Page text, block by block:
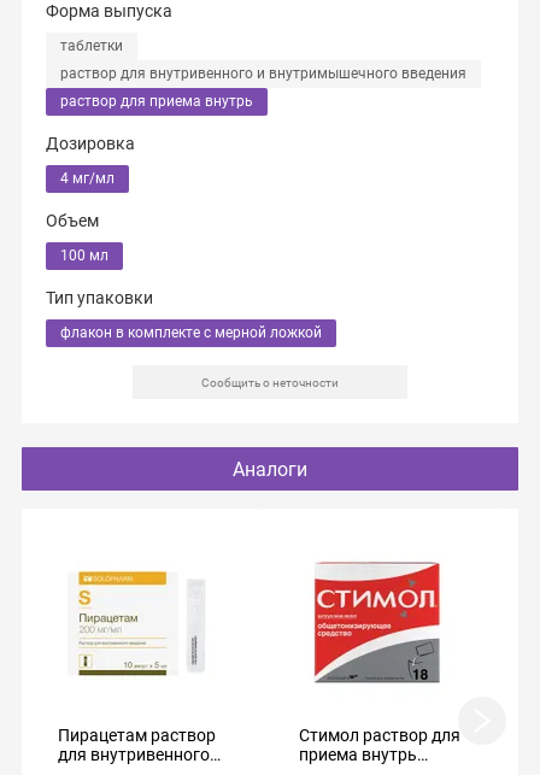
Форма выпуска
таблетки
раствор для внутривенного и внутримышечного введения
раствор для приема внутрь
Дозировка
4 мг/мл
Объем
100 мл
Тип упаковки
флакон в комплекте с мерной ложкой
Сообщить о неточности
Аналоги
Пирацетам раствор
для внутривенного
Стимол раствор для
приема внутрь